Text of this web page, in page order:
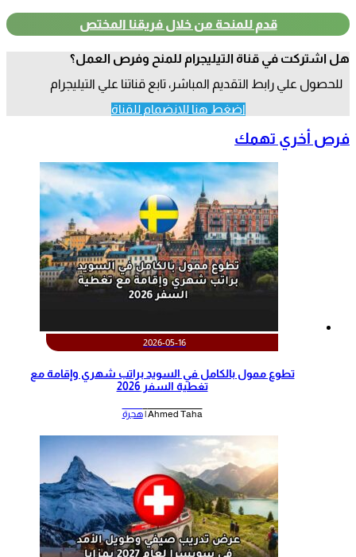
قدم للمنحة من خلال فريقنا المختص
هل اشتركت في قناة التيليجرام للمنح وفرص العمل؟
للحصول علي رابط التقديم المباشر، تابع قناتنا علي التيليجرام
اضغط هنا للانضمام للقناة
فرص أخري تهمك
2026-05-16
تطوع ممول بالكامل في السويد براتب شهري وإقامة مع
تغطية السفر 2026
Ahmed Taha | هجرة